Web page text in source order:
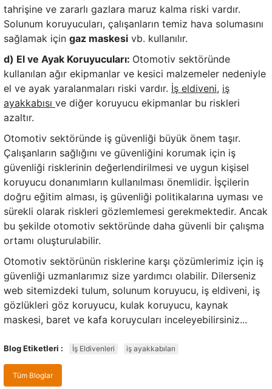
tahrişine ve zararlı gazlara maruz kalma riski vardır.
Solunum koruyucuları, çalışanların temiz hava solumasını
sağlamak için gaz maskesi vb. kullanılır.
d) El ve Ayak Koruyucuları: Otomotiv sektöründe
kullanılan ağır ekipmanlar ve kesici malzemeler nedeniyle
el ve ayak yaralanmaları riski vardır. İş eldiveni, iş
ayakkabısı ve diğer koruyucu ekipmanlar bu riskleri
azaltır.
Otomotiv sektöründe iş güvenliği büyük önem taşır.
Çalışanların sağlığını ve güvenliğini korumak için iş
güvenliği risklerinin değerlendirilmesi ve uygun kişisel
koruyucu donanımların kullanılması önemlidir. İşçilerin
doğru eğitim alması, iş güvenliği politikalarına uyması ve
sürekli olarak riskleri gözlemlemesi gerekmektedir. Ancak
bu şekilde otomotiv sektöründe daha güvenli bir çalışma
ortamı oluşturulabilir.
Otomotiv sektörünün risklerine karşı çözümlerimiz için iş
güvenliği uzmanlarımız size yardımcı olabilir. Dilerseniz
web sitemizdeki tulum, solunum koruyucu, iş eldiveni, iş
gözlükleri göz koruyucu, kulak koruyucu, kaynak
maskesi, baret ve kafa koruycuları inceleyebilirsiniz...
Blog Etiketleri : İş Eldivenleri iş ayakkabıları
Tüm Bloglar